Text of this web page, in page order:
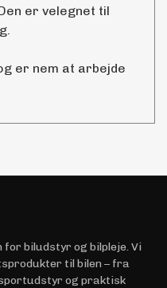
er velegnet til
er nem at arbejde
for biludstyr og bilpleje. Vi
til bilen – fra
og praktisk